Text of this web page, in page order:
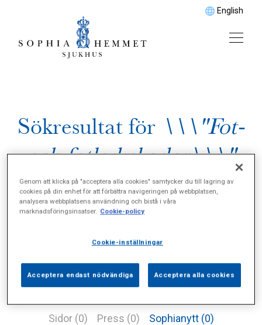
English
Sökresultat för \\\"Fot-
och fotledsskador\\\"
Sidor (0) Press (0) Sophianytt (0)
Genom att klicka på "acceptera alla cookies" samtycker du till lagring av
cookies på din enhet för att förbättra navigeringen på webbplatsen,
analysera webbplatsens användning och bistå i våra
marknadsföringsinsatser. Cookie-policy
Cookie-inställningar
Acceptera endast nödvändiga Acceptera alla cookies